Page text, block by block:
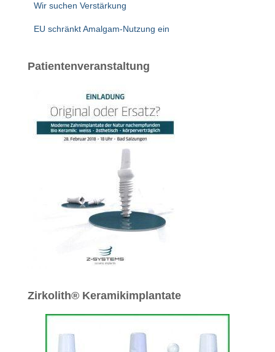
Wir suchen Verstärkung
EU schränkt Amalgam-Nutzung ein
Patientenveranstaltung
Zirkolith® Keramikimplantate